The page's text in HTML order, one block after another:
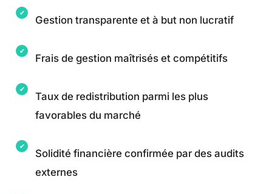
Gestion transparente et à but non lucratif
Frais de gestion maîtrisés et compétitifs
Taux de redistribution parmi les plus
favorables du marché
Solidité financière confirmée par des audits
externes